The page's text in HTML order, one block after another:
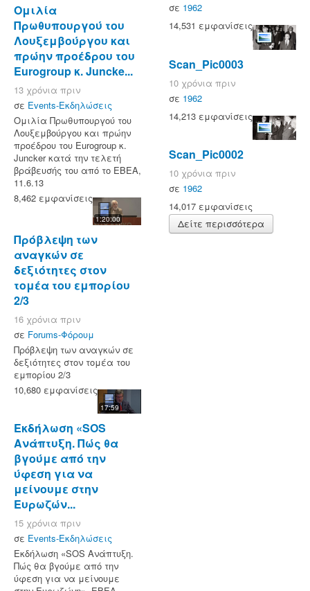
Ομιλία
Πρωθυπουργού του
Λουξεμβούργου και
πρώην προέδρου του
Eurogroup κ. Juncke...
13 χρόνια πριν
σε Events-Εκδηλώσεις
Ομιλία Πρωθυπουργού του
Λουξεμβούργου και πρώην
προέδρου του Eurogroup κ.
Juncker κατά την τελετή
βράβευσής του από το ΕΒΕΑ,
11.6.13
8,462 εμφανίσεις
1:20:00
Πρόβλεψη των
αναγκών σε
δεξιότητες στον
τομέα του εμπορίου
2/3
16 χρόνια πριν
σε Forums-Φόρουμ
Πρόβλεψη των αναγκών σε
δεξιότητες στον τομέα του
εμπορίου 2/3
10,680 εμφανίσεις
17:59
Εκδήλωση «SOS
Ανάπτυξη. Πώς θα
βγούμε από την
ύφεση για να
μείνουμε στην
Ευρωζών...
15 χρόνια πριν
σε Events-Εκδηλώσεις
Εκδήλωση «SOS Ανάπτυξη.
Πώς θα βγούμε από την
ύφεση για να μείνουμε
σε 1962
14,531 εμφανίσεις
Scan_Pic0003
10 χρόνια πριν
σε 1962
14,213 εμφανίσεις
Scan_Pic0002
10 χρόνια πριν
σε 1962
14,017 εμφανίσεις
Δείτε περισσότερα